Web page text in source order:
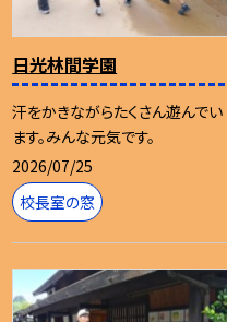
日光林間学園
汗をかきながらたくさん遊んでい
ます。みんな元気です。
2026/07/25
校長室の窓